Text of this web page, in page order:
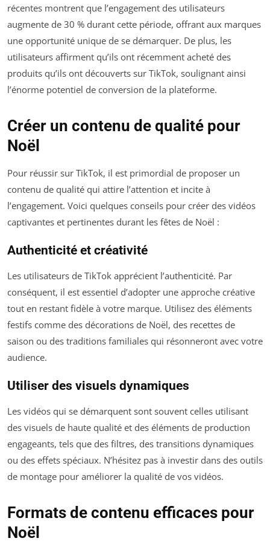
récentes montrent que l’engagement des utilisateurs
augmente de 30 % durant cette période, offrant aux marques
une opportunité unique de se démarquer. De plus, les
utilisateurs affirment qu’ils ont récemment acheté des
produits qu’ils ont découverts sur TikTok, soulignant ainsi
l’énorme potentiel de conversion de la plateforme.
Créer un contenu de qualité pour
Noël
Pour réussir sur TikTok, il est primordial de proposer un
contenu de qualité qui attire l’attention et incite à
l’engagement. Voici quelques conseils pour créer des vidéos
captivantes et pertinentes durant les fêtes de Noël :
Authenticité et créativité
Les utilisateurs de TikTok apprécient l’authenticité. Par
conséquent, il est essentiel d’adopter une approche créative
tout en restant fidèle à votre marque. Utilisez des éléments
festifs comme des décorations de Noël, des recettes de
saison ou des traditions familiales qui résonneront avec votre
audience.
Utiliser des visuels dynamiques
Les vidéos qui se démarquent sont souvent celles utilisant
des visuels de haute qualité et des éléments de production
engageants, tels que des filtres, des transitions dynamiques
ou des effets spéciaux. N’hésitez pas à investir dans des outils
de montage pour améliorer la qualité de vos vidéos.
Formats de contenu efficaces pour
Noël